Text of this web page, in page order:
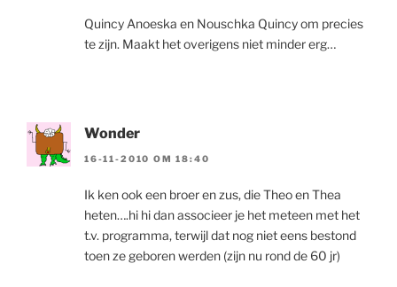
Quincy Anoeska en Nouschka Quincy om precies
te zijn. Maakt het overigens niet minder erg…
Wonder
16-11-2010 OM 18:40
Ik ken ook een broer en zus, die Theo en Thea
heten….hi hi dan associeer je het meteen met het
t.v. programma, terwijl dat nog niet eens bestond
toen ze geboren werden (zijn nu rond de 60 jr)